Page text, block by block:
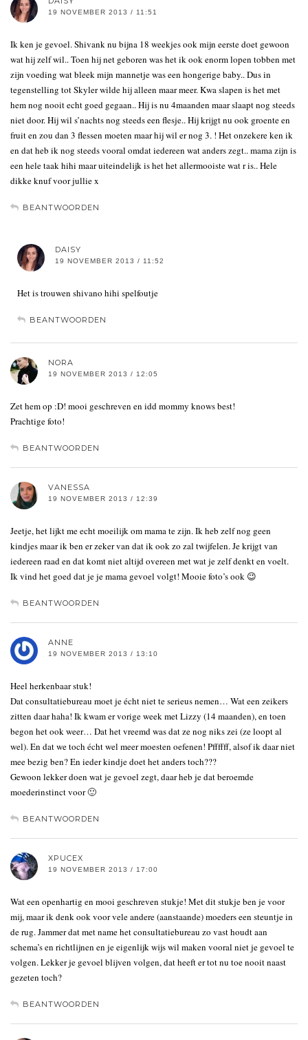
19 NOVEMBER 2013 / 11:51
Ik ken je gevoel. Shivank nu bijna 18 weekjes ook mijn eerste doet gewoon
wat hij zelf wil.. Toen hij net geboren was het ik ook enorm lopen tobben met
zijn voeding wat bleek mijn mannetje was een hongerige baby.. Dus in
tegenstelling tot Skyler wilde hij alleen maar meer. Kwa slapen is het met
hem nog nooit echt goed gegaan.. Hij is nu 4maanden maar slaapt nog steeds
niet door. Hij wil s’nachts nog steeds een flesje.. Hij krijgt nu ook groente en
fruit en zou dan 3 flessen moeten maar hij wil er nog 3. ! Het onzekere ken ik
en dat heb ik nog steeds vooral omdat iedereen wat anders zegt.. mama zijn is
een hele taak hihi maar uiteindelijk is het het allermooiste wat r is.. Hele
dikke knuf voor jullie x
BEANTWOORDEN
DAISY
19 NOVEMBER 2013 / 11:52
Het is trouwen shivano hihi spelfoutje
BEANTWOORDEN
NORA
19 NOVEMBER 2013 / 12:05
Zet hem op :D! mooi geschreven en idd mommy knows best!
Prachtige foto!
BEANTWOORDEN
VANESSA
19 NOVEMBER 2013 / 12:39
Jeetje, het lijkt me echt moeilijk om mama te zijn. Ik heb zelf nog geen
kindjes maar ik ben er zeker van dat ik ook zo zal twijfelen. Je krijgt van
iedereen raad en dat komt niet altijd overeen met wat je zelf denkt en voelt.
Ik vind het goed dat je je mama gevoel volgt! Mooie foto’s ook 😉
BEANTWOORDEN
ANNE
19 NOVEMBER 2013 / 13:10
Heel herkenbaar stuk!
Dat consultatiebureau moet je écht niet te serieus nemen… Wat een zeikers
zitten daar haha! Ik kwam er vorige week met Lizzy (14 maanden), en toen
begon het ook weer… Dat het vreemd was dat ze nog niks zei (ze loopt al
wel). En dat we toch écht wel meer moesten oefenen! Pffffff, alsof ik daar niet
mee bezig ben? En ieder kindje doet het anders toch???
Gewoon lekker doen wat je gevoel zegt, daar heb je dat beroemde
moederinstinct voor 🙂
BEANTWOORDEN
XPUCEX
19 NOVEMBER 2013 / 17:00
Wat een openhartig en mooi geschreven stukje! Met dit stukje ben je voor
mij, maar ik denk ook voor vele andere (aanstaande) moeders een steuntje in
de rug. Jammer dat met name het consultatiebureau zo vast houdt aan
schema’s en richtlijnen en je eigenlijk wijs wil maken vooral niet je gevoel te
volgen. Lekker je gevoel blijven volgen, dat heeft er tot nu toe nooit naast
gezeten toch?
BEANTWOORDEN